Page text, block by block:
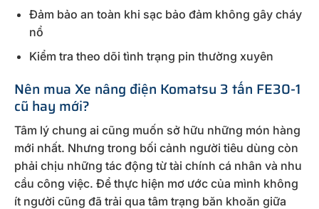
Đảm bảo an toàn khi sạc bảo đảm không gây cháy
nổ
Kiểm tra theo dõi tình trạng pin thường xuyên
Nên mua Xe nâng điện Komatsu 3 tấn FE30-1
cũ hay mới?
Tâm lý chung ai cũng muốn sở hữu những món hàng
mới nhất. Nhưng trong bối cảnh người tiêu dùng còn
phải chịu những tác động từ tài chính cá nhân và nhu
cầu công việc. Để thực hiện mơ ước của mình không
ít người cũng đã trải qua tâm trạng băn khoăn giữa